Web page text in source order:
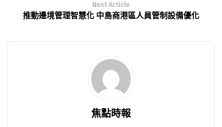
Next Article
推動邊境管理智慧化 中島商港區人員管制設備優化
焦點時報